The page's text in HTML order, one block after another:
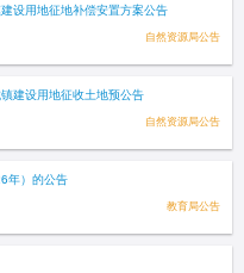
设用地征地补偿安置方案公告
自然资源局公告
建设用地征收土地预公告
自然资源局公告
年）的公告
教育局公告